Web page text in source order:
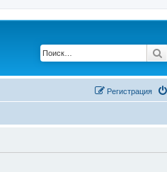
Регистрация